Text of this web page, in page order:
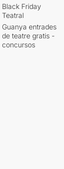
Black Friday
Teatral
Guanya entrades
de teatre gratis -
concursos